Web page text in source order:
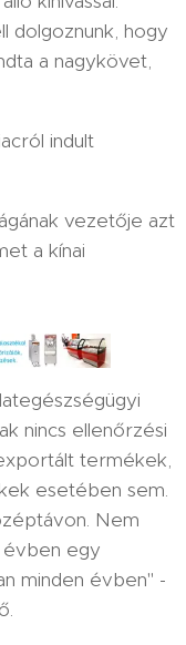
dolgoznunk, hogy
a nagykövet,
indult
vezetője azt
a kínai
nincs ellenőrzési
termékek,
esetében sem.
Nem
évben egy
minden évben" -